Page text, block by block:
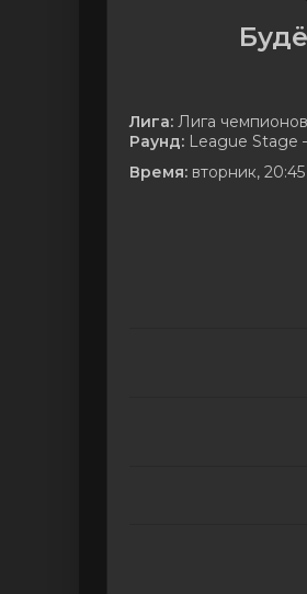
Лига: Лига
Раунд: League Stage
Время: вторник, 20:45